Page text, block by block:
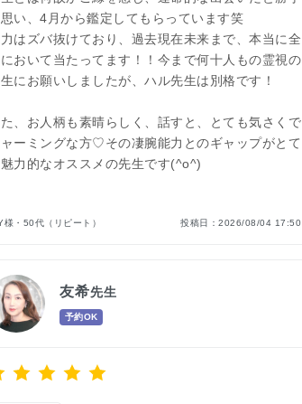
い、4月から鑑定してもらっています笑
はズバ抜けており、過去現在未来まで、本当に全
おいて当たってます！！今まで何十人もの霊視の
にお願いしましたが、ハル先生は別格です！
た、お人柄も素晴らしく、話すと、とても気さくで
ーミングな方♡その凄腕能力とのギャップがとて
力的なオススメの先生です(^o^)
様・50代（リピート） 投稿日： 2026/08/04 17:50
友希先生
予約OK